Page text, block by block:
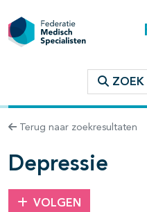
ZOEK
Terug naar zoekresultaten
Depressie
VOLGEN
binnen deze richtlijn